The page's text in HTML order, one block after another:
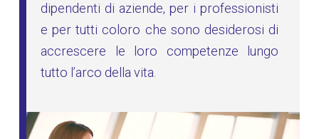
dipendenti di aziende, per i professionisti
e per tutti coloro che sono desiderosi di
accrescere le loro competenze lungo
tutto l’arco della vita.